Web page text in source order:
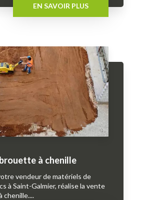
EN SAVOIR PLUS
à chenille
vendeur de matériels de
à Saint-Galmier, réalise la vente
chenille....